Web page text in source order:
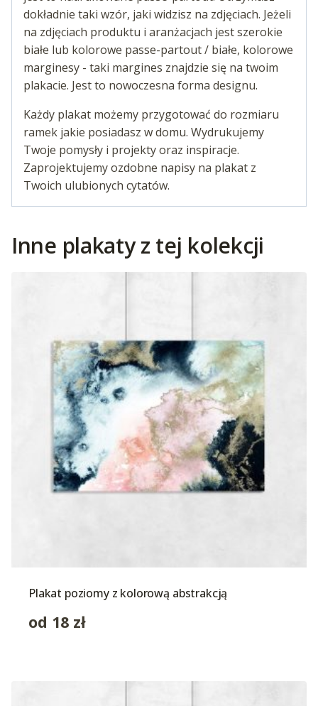
dokładnie taki wzór, jaki widzisz na zdjęciach. Jeżeli
na zdjęciach produktu i aranżacjach jest szerokie
białe lub kolorowe passe-partout / białe, kolorowe
marginesy - taki margines znajdzie się na twoim
plakacie. Jest to nowoczesna forma designu.
Każdy plakat możemy przygotować do rozmiaru
ramek jakie posiadasz w domu. Wydrukujemy
Twoje pomysły i projekty oraz inspiracje.
Zaprojektujemy ozdobne napisy na plakat z
Twoich ulubionych cytatów.
Inne plakaty z tej kolekcji
Plakat poziomy z kolorową abstrakcją
od 18 zł